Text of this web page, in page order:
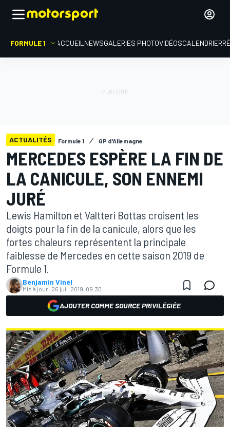
FORMULE 1 ACCUEIL NEWSGALERIES PHOTOVIDÉOSCALENDRIER
ACTUALITÉS Formule 1 GP d'Allemagne
MERCEDES ESPÈRE LA FIN DE
LA CANICULE, SON ENNEMI
JURÉ
Lewis Hamilton et Valtteri Bottas croisent les
doigts pour la fin de la canicule, alors que les
fortes chaleurs représentent la principale
faiblesse de Mercedes en cette saison 2019 de
Formule 1.
Benjamin Vinel
Mis à jour: 26 juil. 2019, 09:30
AJOUTER COMME SOURCE PRIVILÉGIÉE